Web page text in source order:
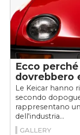
Ecco
dovrebbero
Le Keicar hanno
secondo
rappresentano
dell'industria...
GALLERY